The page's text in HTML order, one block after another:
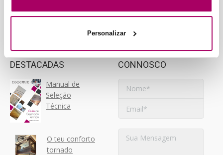
Personalizar
YouTube LinkedIn
PUBLICAÇÕES
DESTACADAS
Manual de
Seleção
Técnica
O teu conforto
tornado
CONTACTE
CONNOSCO